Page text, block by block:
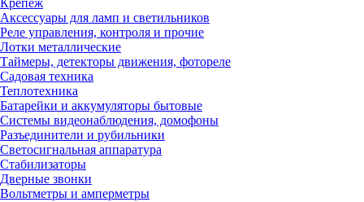
Крепёж
Аксессуары для ламп и светильников
Реле управления, контроля и прочие
Лотки металлические
Таймеры, детекторы движения, фотореле
Садовая техника
Теплотехника
Батарейки и аккумуляторы бытовые
Системы видеонаблюдения, домофоны
Разъединители и рубильники
Светосигнальная аппаратура
Стабилизаторы
Дверные звонки
Вольтметры и амперметры